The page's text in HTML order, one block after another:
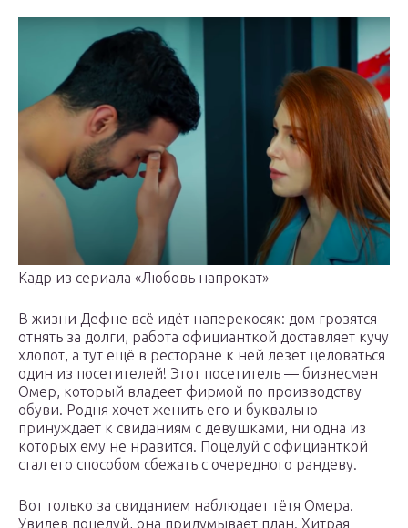
Кадр из сериала «Любовь напрокат»
В жизни Дефне всё идёт наперекосяк: дом грозятся
отнять за долги, работа официанткой доставляет кучу
хлопот, а тут ещё в ресторане к ней лезет целоваться
один из посетителей! Этот посетитель — бизнесмен
Омер, который владеет фирмой по производству
обуви. Родня хочет женить его и буквально
принуждает к свиданиям с девушками, ни одна из
которых ему не нравится. Поцелуй с официанткой
стал его способом сбежать с очередного рандеву.
Вот только за свиданием наблюдает тётя Омера.
Увидев поцелуй, она придумывает план. Хитрая